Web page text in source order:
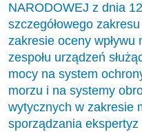
NARODOWEJ z dnia
szczegółowego
zakresie oceny
zespołu urządzeń
mocy na system
morzu i na systemy
wytycznych w zakresie
sporządzania ekspertyz